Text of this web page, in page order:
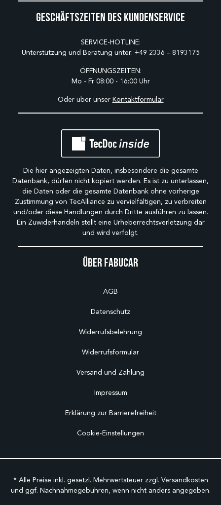
Über Fabucar
AGB
Datenschutz
Widerrufsbelehrung
Widerrufsformular
Versand und Zahlung
Impressum
Erklärung zur Barrierefreiheit
Cookie-Einstellungen
Geschäftszeiten des Kundenservice
SERVICE-HOTLINE:
Unterstützung und Beratung unter: +49 2336 – 8193175
ÖFFNUNGSZEITEN:
Mo - Fr 08:00 - 16:00 Uhr
Oder über unser Kontaktformular
Die hier angezeigten Daten, insbesondere die gesamte
Datenbank, dürfen nicht kopiert werden. Es ist zu unterlassen,
die Daten oder die gesamte Datenbank ohne vorherige
Zustimmung von TecAlliance zu vervielfältigen, zu verbreiten
und/oder diese Handlungen durch Dritte ausführen zu lassen.
Ein Zuwiderhandeln stellt eine Urheberrechtsverletzung dar
und wird verfolgt.
* Alle Preise inkl. gesetzl. Mehrwertsteuer zzgl. Versandkosten
und ggf. Nachnahmegebühren, wenn nicht anders angegeben.